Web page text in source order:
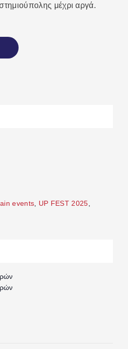
μέχρι αργά.
events UP FEST 2025